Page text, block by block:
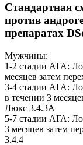
Стандартная
против
препаратах
Мужчины:
1-2 стадии АГА:
месяцев затем
3-4 стадии АГА:
в течении 3
Люкс 3.4.3А
5-7 стадии АГА:
3 месяцев затем
3.4.4